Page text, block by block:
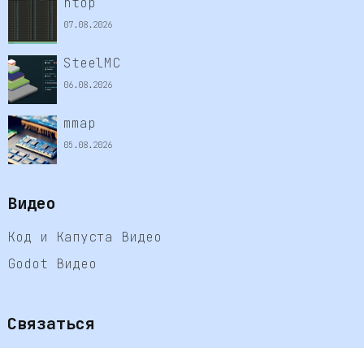
07.08.2026
SteelMC
06.08.2026
mmap
05.08.2026
Видео
Код и Капуста Видео
Godot Видео
Связаться